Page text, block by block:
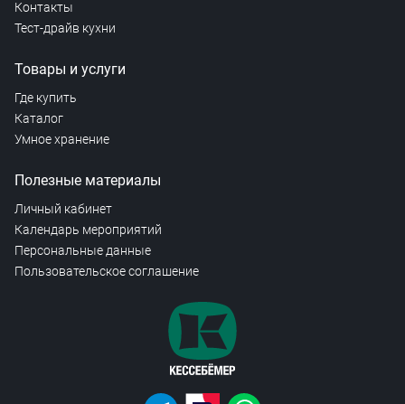
Контакты
Тест-драйв кухни
Товары и услуги
Где купить
Каталог
Умное хранение
Полезные материалы
Личный кабинет
Календарь мероприятий
Персональные данные
Пользовательское соглашение